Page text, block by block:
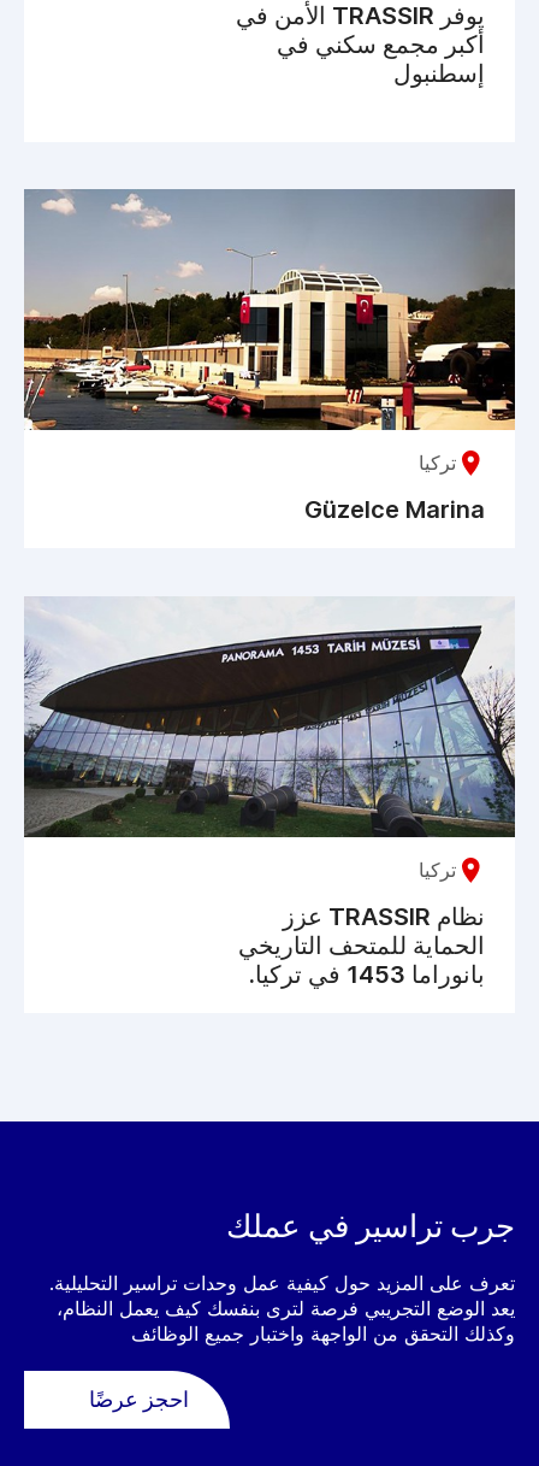
يوفر TRASSIR الأمن في
أكبر مجمع سكني في
إسطنبول
تركيا
Güzelce Marina
تركيا
نظام TRASSIR عزز
الحماية للمتحف التاريخي
بانوراما 1453 في تركيا.
جرب تراسير في عملك
تعرف على المزيد حول كيفية عمل وحدات تراسير التحليلية.
يعد الوضع التجريبي فرصة لترى بنفسك كيف يعمل النظام،
وكذلك التحقق من الواجهة واختبار جميع الوظائف
احجز عرضًا